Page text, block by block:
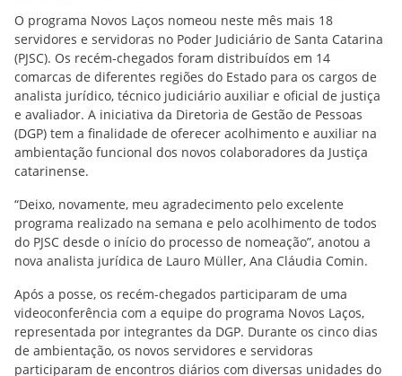
O programa Novos Laços nomeou neste mês mais 18
servidores e servidoras no Poder Judiciário de Santa Catarina
(PJSC). Os recém-chegados foram distribuídos em 14
comarcas de diferentes regiões do Estado para os cargos de
analista jurídico, técnico judiciário auxiliar e oficial de justiça
e avaliador. A iniciativa da Diretoria de Gestão de Pessoas
(DGP) tem a finalidade de oferecer acolhimento e auxiliar na
ambientação funcional dos novos colaboradores da Justiça
catarinense.
“Deixo, novamente, meu agradecimento pelo excelente
programa realizado na semana e pelo acolhimento de todos
do PJSC desde o início do processo de nomeação”, anotou a
nova analista jurídica de Lauro Müller, Ana Cláudia Comin.
Após a posse, os recém-chegados participaram de uma
videoconferência com a equipe do programa Novos Laços,
representada por integrantes da DGP. Durante os cinco dias
de ambientação, os novos servidores e servidoras
participaram de encontros diários com diversas unidades do